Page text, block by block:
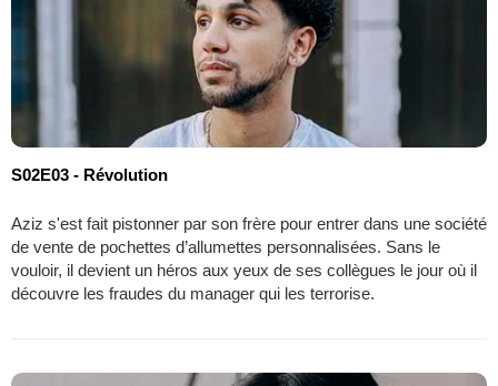
S02E03 - Révolution
Aziz s'est fait pistonner par son frère pour entrer dans une société
de vente de pochettes d’allumettes personnalisées. Sans le
vouloir, il devient un héros aux yeux de ses collègues le jour où il
découvre les fraudes du manager qui les terrorise.